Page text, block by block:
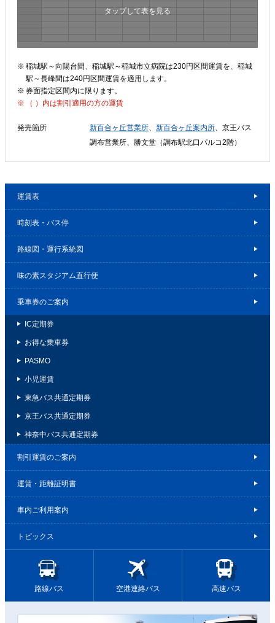
稲城駅～向陽台間、稲城駅～稲城市立病院は230円区間運賃を、稲城
駅～長峰間は240円区間運賃を適用します。
券面指定区間内に限ります。
（ ）内は割引適用の方の運賃
発売箇所 新百合ヶ丘営業所、 新百合ヶ丘案内所、京王バス
調布営業所、勝文堂（調布駅北口パルコ2階）
運賃表
時刻表・バス停
路線図・運行系統図
味の素スタジアム直行便
乗車券のご案内
IC定期券
お得な乗車券
PASMO
小児運賃
東急バス共通定期券
京王バス共通定期券
神奈中バス共通定期券
割引運賃のご案内
運賃・距離証明書
車内ご利用案内
トピックス
路線バス 空港連絡バス 高速バス